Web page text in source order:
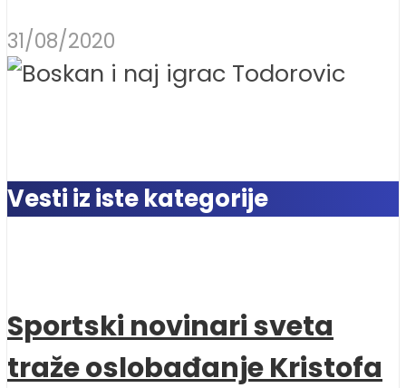
31/08/2020
Vesti iz iste kategorije
Sportski novinari sveta
traže oslobađanje Kristofa